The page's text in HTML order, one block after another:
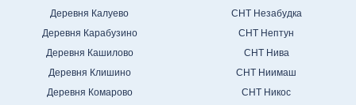
Деревня Калуево
Деревня Карабузино
Деревня Кашилово
Деревня Клишино
Деревня Комарово
СНТ Незабудка
СНТ Нептун
СНТ Нива
СНТ Ниимаш
СНТ Никос